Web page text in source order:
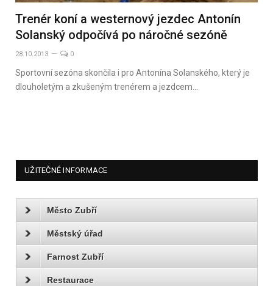
Trenér koní a westernový jezdec Antonín
Solanský odpočívá po náročné sezóně
28.10.2013 0
Sportovní sezóna skončila i pro Antonína Solanského, který je
dlouholetým a zkušeným trenérem a jezdcem…
UŽITEČNÉ INFORMACE
Město Zubří
Městský úřad
Farnost Zubří
Restaurace